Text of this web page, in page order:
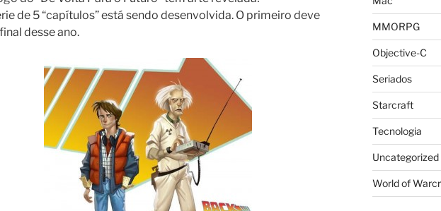
de 5 “capítulos” está sendo desenvolvida. O primeiro deve
desse ano.
MMORPG
Objective-C
Seriados
Starcraft
Tecnologia
Uncategorized
World of